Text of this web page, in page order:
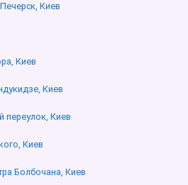
Киев
Киев
Киев
переулок, Киев
Киев
Болбочана, Киев